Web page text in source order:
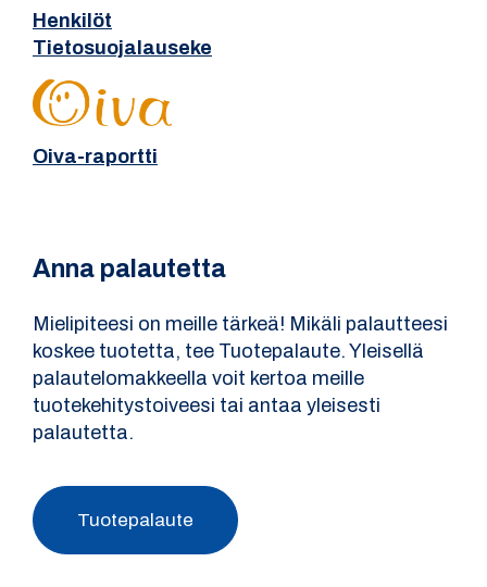
Henkilöt
Tietosuojalauseke
Oiva-raportti
Anna palautetta
Mielipiteesi on meille tärkeä! Mikäli palautteesi
koskee tuotetta, tee Tuotepalaute. Yleisellä
palautelomakkeella voit kertoa meille
tuotekehitystoiveesi tai antaa yleisesti
palautetta.
Tuotepalaute